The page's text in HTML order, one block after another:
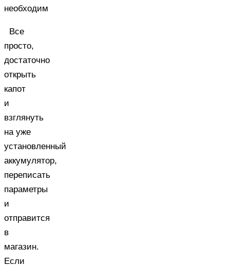
необходим
Все
просто,
достаточно
открыть
капот
и
взглянуть
на уже
установленный
аккумулятор,
переписать
параметры
и
отправится
в
магазин.
Если